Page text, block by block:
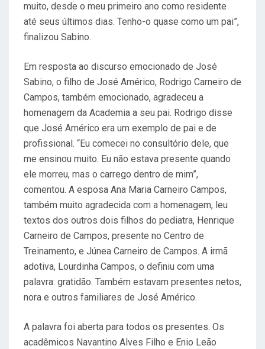
muito, desde o meu primeiro ano como residente
até seus últimos dias. Tenho-o quase como um pai”,
finalizou Sabino.
Em resposta ao discurso emocionado de José
Sabino, o filho de José Américo, Rodrigo Carneiro de
Campos, também emocionado, agradeceu a
homenagem da Academia a seu pai. Rodrigo disse
que José Américo era um exemplo de pai e de
profissional. “Eu comecei no consultório dele, que
me ensinou muito. Eu não estava presente quando
ele morreu, mas o carrego dentro de mim”,
comentou. A esposa Ana Maria Carneiro Campos,
também muito agradecida com a homenagem, leu
textos dos outros dois filhos do pediatra, Henrique
Carneiro de Campos, presente no Centro de
Treinamento, e Júnea Carneiro de Campos. A irmã
adotiva, Lourdinha Campos, o definiu com uma
palavra: gratidão. Também estavam presentes netos,
nora e outros familiares de José Américo.
A palavra foi aberta para todos os presentes. Os
acadêmicos Navantino Alves Filho e Enio Leão